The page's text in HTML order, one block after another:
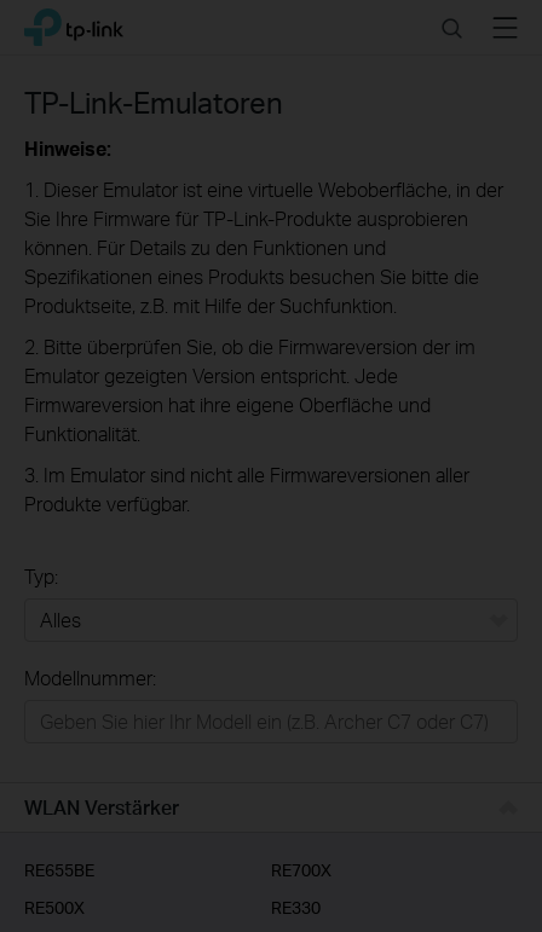
Click
the
navigation
TP-Link, Reliably Smart SearchMenu
TP-Link-Emulatoren
Hinweise:
1. Dieser Emulator ist eine virtuelle Weboberfläche, in der
Sie Ihre Firmware für TP-Link-Produkte ausprobieren
können. Für Details zu den Funktionen und
Spezifikationen eines Produkts besuchen Sie bitte die
Produktseite, z.B. mit Hilfe der Suchfunktion.
2. Bitte überprüfen Sie, ob die Firmwareversion der im
Emulator gezeigten Version entspricht. Jede
Firmwareversion hat ihre eigene Oberfläche und
Funktionalität.
3. Im Emulator sind nicht alle Firmwareversionen aller
Produkte verfügbar.
Typ:
Businessanwender
Modellnummer:
WLAN Verstärker
RE655BE
RE700X
RE500X
RE330